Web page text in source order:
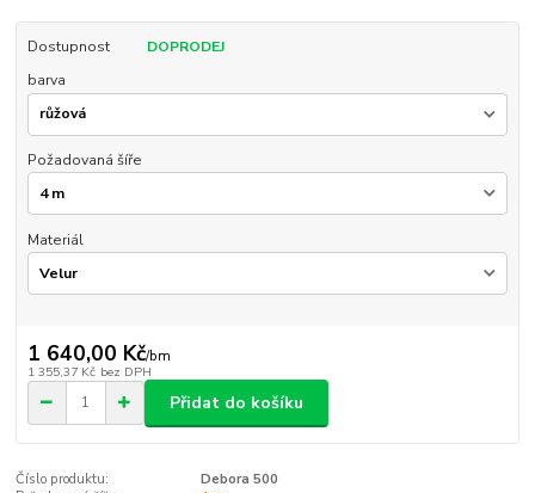
Dostupnost
DOPRODEJ
barva
Požadovaná šíře
Materiál
1 640,00 Kč/bm
1 355,37 Kč bez DPH
Přidat do košíku
Číslo produktu:
Debora 500